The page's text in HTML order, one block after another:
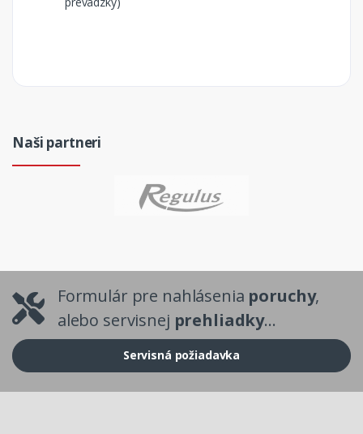
Naši partneri
Formulár pre nahlásenia poruchy,
alebo servisnej prehliadky...
Servisná požiadavka